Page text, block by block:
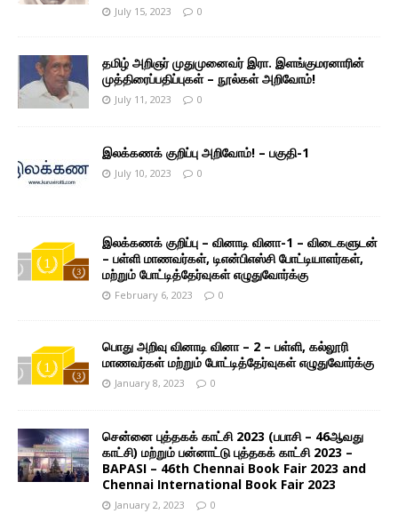
July 15, 2023 0
தமிழ் அறிஞர் முதுமுனைவர் இரா. இளங்குமரனாரின்
முத்திரைப்பதிப்புகள் – நூல்கள் அறிவோம்!
July 11, 2023 0
இலக்கணக் குறிப்பு அறிவோம்! – பகுதி-1
July 10, 2023 0
இலக்கணக் குறிப்பு – வினாடி வினா-1 – விடைகளுடன்
– பள்ளி மாணவர்கள், டிஎன்பிஎஸ்சி போட்டியாளர்கள்,
மற்றும் போட்டித்தேர்வுகள் எழுதுவோர்க்கு
February 6, 2023 0
பொது அறிவு வினாடி வினா – 2 – பள்ளி, கல்லூரி
மாணவர்கள் மற்றும் போட்டித்தேர்வுகள் எழுதுவோர்க்கு
January 8, 2023 0
சென்னை புத்தகக் காட்சி 2023 (பபாசி – 46ஆவது
காட்சி) மற்றும் பன்னாட்டு புத்தகக் காட்சி 2023 –
BAPASI – 46th Chennai Book Fair 2023 and
Chennai International Book Fair 2023
January 2, 2023 0